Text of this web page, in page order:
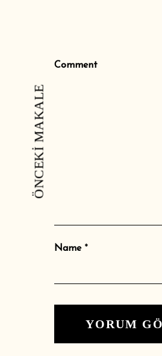
Comment
Name *
ÖNCEKI MAKALE